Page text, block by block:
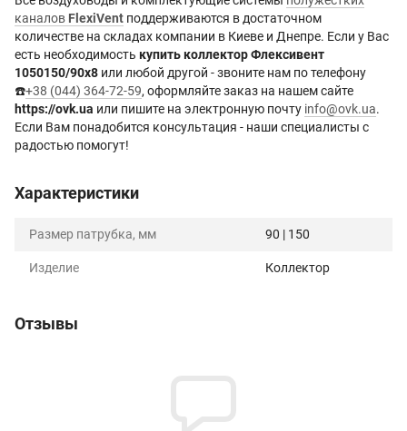
каналов FlexiVent поддерживаются в достаточном
количестве на складах компании в Киеве и Днепре. Если у Вас
есть необходимость купить коллектор Флексивент
1050150/90х8 или любой другой - звоните нам по телефону
☎️+38 (044) 364-72-59, оформляйте заказ на нашем сайте
https://ovk.ua или пишите на электронную почту info@ovk.ua.
Если Вам понадобится консультация - наши специалисты с
радостью помогут!
Характеристики
Размер патрубка, мм 90 | 150
Изделие Коллектор
Отзывы